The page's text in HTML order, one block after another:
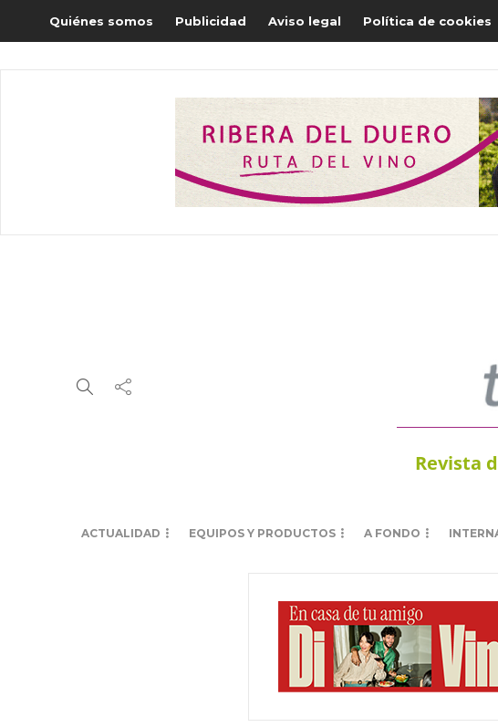
Quiénes somos Publicidad Aviso legal Política de cookies
Revista
ACTUALIDAD EQUIPOS Y PRODUCTOS A FONDO